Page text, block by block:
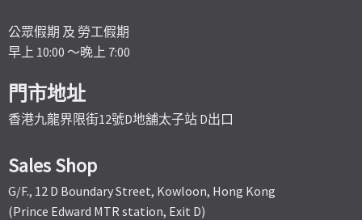
公眾假期 及 勞工假期
早上 10:00 ～晚上 7:00
門市地址
香港九龍界限街12號D地舖太子站 D出口
Sales Shop
G/F., 12 D Boundary Street, Kowloon, Hong Kong
(Prince Edward MTR station, Exit D)